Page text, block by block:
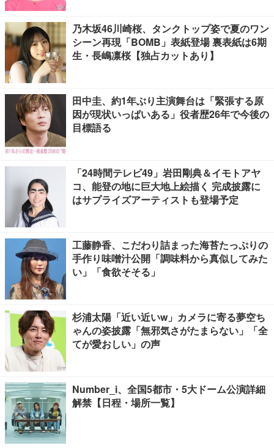
乃木坂46川崎桜、タンクトップ姿で夏のワン
シーン再現「BOMB」表紙登場 裏表紙は6期
生・長嶋凛桜【独占カットあり】
田中圭、約1年ぶり主演舞台は「緊張する原
因が現状いっぱいある」役者歴26年で今後の
目標語る
「24時間テレビ49」岩田剛典＆イモトアヤ
コ、能登の地に巨大地上絵描く 完成披露に
はサプライズアーティストも登場予定
工藤静香、こだわり詰まった海苔たっぷりの
手作り味噌汁公開「調味料から真似してみた
い」「食欲そそる」
杉浦太陽「近い近いw」カメラに寄る夢空ち
ゃんの姿披露「無邪気さがたまらない」「全
てが愛おしい」の声
Number_i、全国5都市・5大ドーム公演詳細
解禁【日程・場所一覧】